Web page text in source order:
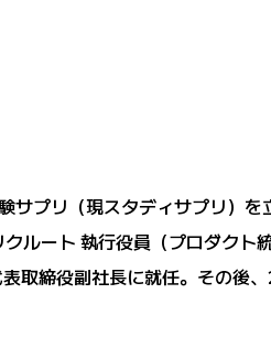
プリ（現スタディサプリ）
ルート 執行役員（プロダクト
取締役副社長に就任。その後